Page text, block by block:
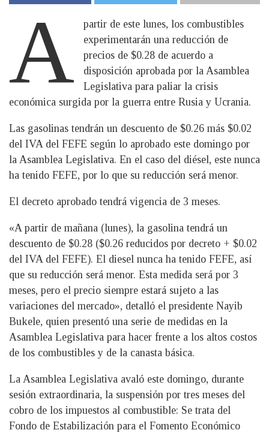
A
partir de este lunes, los combustibles
experimentarán una reducción de
precios de $0.28 de acuerdo a
disposición aprobada por la Asamblea
Legislativa para paliar la crisis
económica surgida por la guerra entre Rusia y Ucrania.
Las gasolinas tendrán un descuento de $0.26 más $0.02
del IVA del FEFE según lo aprobado este domingo por
la Asamblea Legislativa. En el caso del diésel, este nunca
ha tenido FEFE, por lo que su reducción será menor.
El decreto aprobado tendrá vigencia de 3 meses.
«A partir de mañana (lunes), la gasolina tendrá un
descuento de $0.28 ($0.26 reducidos por decreto + $0.02
del IVA del FEFE). El diesel nunca ha tenido FEFE, así
que su reducción será menor. Esta medida será por 3
meses, pero el precio siempre estará sujeto a las
variaciones del mercado», detalló el presidente Nayib
Bukele, quien presentó una serie de medidas en la
Asamblea Legislativa para hacer frente a los altos costos
de los combustibles y de la canasta básica.
La Asamblea Legislativa avaló este domingo, durante
sesión extraordinaria, la suspensión por tres meses del
cobro de los impuestos al combustible: Se trata del
Fondo de Estabilización para el Fomento Económico